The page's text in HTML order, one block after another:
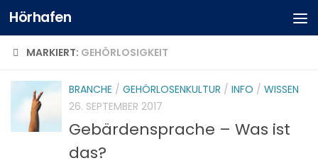
Hörhafen
MARKIERT: GEHÖRLOSIGKEIT
BRANCHE / GEHÖRLOSENKULTUR / INFO / WISSEN
26. SEPTEMBER 2017
Gebärdensprache – Was ist
das?